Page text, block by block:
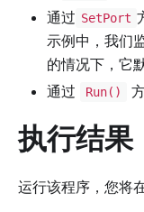
通过 SetPort
示例中，我们
的情况下，它
通过
Run()
执行结果
运行该程序，您将